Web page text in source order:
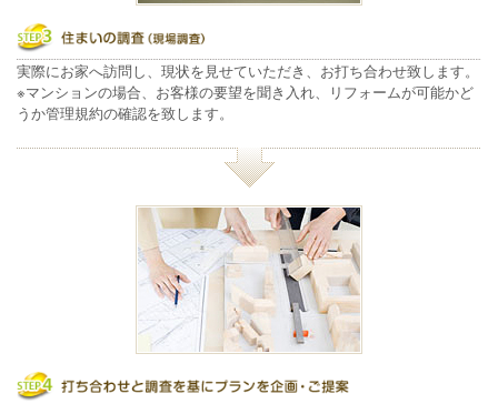
実際にお家へ訪問し、現状を見せていただき、お打ち合わせ致します。
※マンションの場合、お客様の要望を聞き入れ、リフォームが可能かど
うか管理規約の確認を致します。